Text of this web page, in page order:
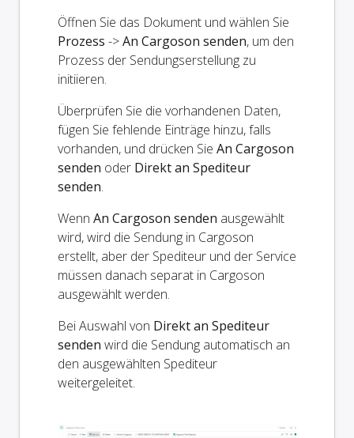
Öffnen Sie das Dokument und wählen Sie
Prozess ->An Cargoson senden, um den
Prozess der Sendungserstellung zu
initiieren.
Überprüfen Sie die vorhandenen Daten,
fügen Sie fehlende Einträge hinzu, falls
vorhanden, und drücken Sie An Cargoson
senden oder Direkt an Spediteur
senden.
Wenn An Cargoson senden ausgewählt
wird, wird die Sendung in Cargoson
erstellt, aber der Spediteur und der Service
müssen danach separat in Cargoson
ausgewählt werden.
Bei Auswahl von Direkt an Spediteur
senden wird die Sendung automatisch an
den ausgewählten Spediteur
weitergeleitet.